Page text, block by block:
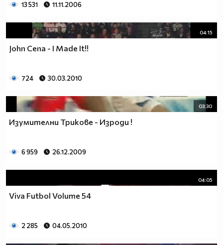
13 531 11.11.2006
04:15
John Cena - I Made It!!
724 30.03.2010
03:30
Изумителни Трикове - Изроди !
6 959 26.12.2009
04:05
Viva Futbol Volume 54
2 285 04.05.2010